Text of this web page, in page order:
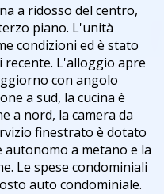
a ridosso del centro,
piano. L'unità
condizioni ed è stato
L'alloggio apre
con angolo
a sud, la cucina è
a nord, la camera da
finestrato è dotato
autonomo a metano e la
Le spese condominiali
auto condominiale.